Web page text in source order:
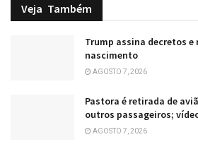
Veja Também
Trump assina decretos
nascimento
AGOSTO 7, 2026
Pastora é retirada de
outros passageiros;
AGOSTO 7, 2026